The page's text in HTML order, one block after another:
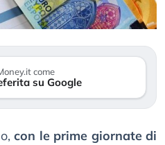
come
su Google
con le prime giornate di